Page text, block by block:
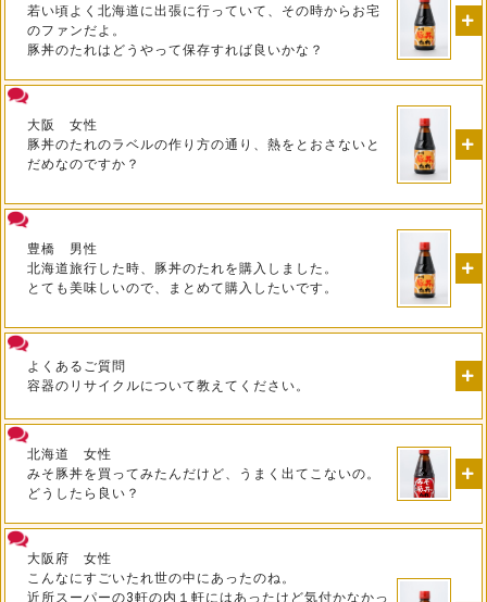
若い頃よく北海道に出張に行っていて、その時からお宅
のファンだよ。
豚丼のたれはどうやって保存すれば良いかな？
大阪 女性
豚丼のたれのラベルの作り方の通り、熱をとおさないと
だめなのですか？
豊橋 男性
北海道旅行した時、豚丼のたれを購入しました。
とても美味しいので、まとめて購入したいです。
よくあるご質問
容器のリサイクルについて教えてください。
北海道 女性
みそ豚丼を買ってみたんだけど、うまく出てこないの。
どうしたら良い？
大阪府 女性
こんなにすごいたれ世の中にあったのね。
近所スーパーの3軒の内１軒にはあったけど気付かなかっ